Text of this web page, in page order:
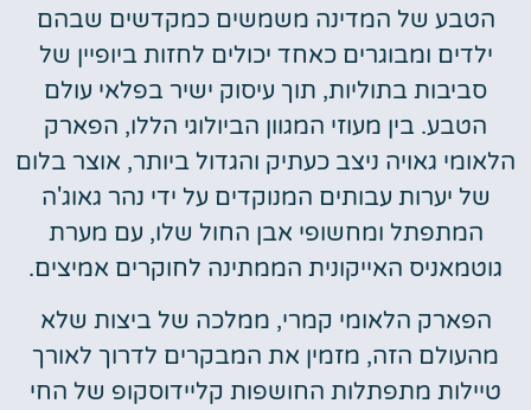
הטבע של המדינה משמשים כמקדשים שבהם
ילדים ומבוגרים כאחד יכולים לחזות ביופיין של
סביבות בתוליות, תוך עיסוק ישיר בפלאי עולם
הטבע. בין מעוזי המגוון הביולוגי הללו, הפארק
הלאומי גאויה ניצב כעתיק והגדול ביותר, אוצר בלום
של יערות עבותים המנוקדים על ידי נהר גאוג'ה
המתפתל ומחשופי אבן החול שלו, עם מערת
גוטמאניס האייקונית הממתינה לחוקרים אמיצים.
הפארק הלאומי קמרי, ממלכה של ביצות שלא
מהעולם הזה, מזמין את המבקרים לדרוך לאורך
טיילות מתפתלות החושפות קליידוסקופ של החי